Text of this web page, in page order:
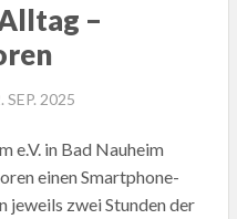
–
SEP. 2025
e.V. in Bad Nauheim
einen Smartphone-
jeweils zwei Stunden der